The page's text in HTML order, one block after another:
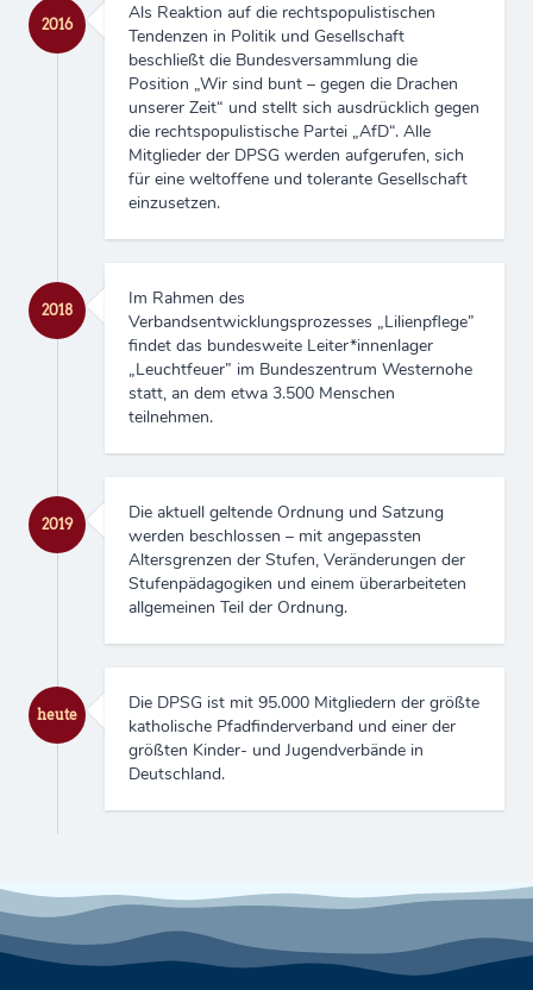
Als Reaktion auf die rechtspopulistischen
Tendenzen in Politik und Gesellschaft
beschließt die Bundesversammlung die
Position „Wir sind bunt – gegen die Drachen
unserer Zeit“ und stellt sich ausdrücklich gegen
die rechtspopulistische Partei „AfD“. Alle
Mitglieder der DPSG werden aufgerufen, sich
für eine weltoffene und tolerante Gesellschaft
einzusetzen.
2016
2018
Im Rahmen des
Verbandsentwicklungsprozesses „Lilienpflege”
findet das bundesweite Leiter*innenlager
„Leuchtfeuer” im Bundeszentrum Westernohe
statt, an dem etwa 3.500 Menschen
teilnehmen.
Die aktuell geltende Ordnung und Satzung
werden beschlossen – mit angepassten
Altersgrenzen der Stufen, Veränderungen der
Stufenpädagogiken und einem überarbeiteten
allgemeinen Teil der Ordnung.
2019
heute
Die DPSG ist mit 95.000 Mitgliedern der größte
katholische Pfadfinderverband und einer der
größten Kinder- und Jugendverbände in
Deutschland.